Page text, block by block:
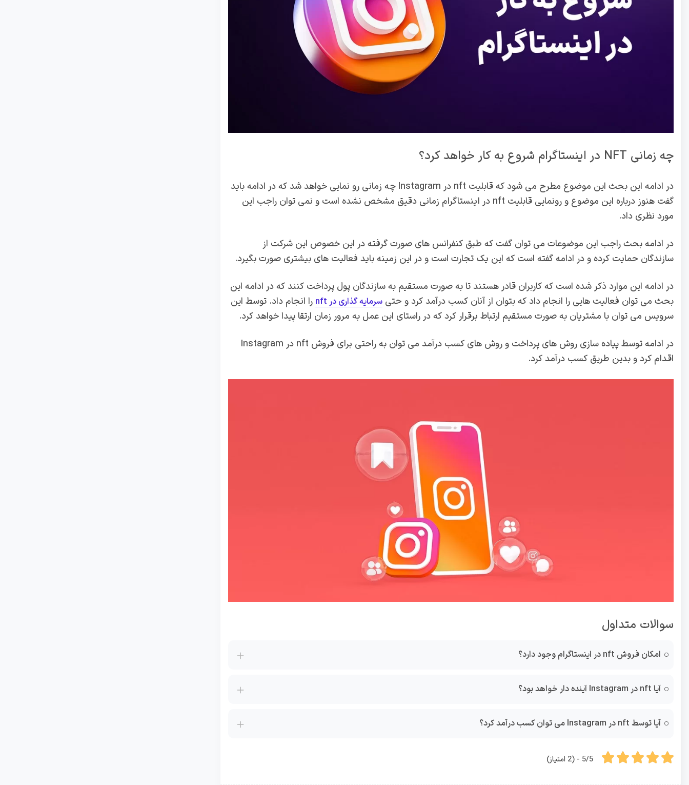
چه زمانی NFT در اینستاگرام شروع به کار خواهد کرد؟
در ادامه این بحث این موضوع مطرح می شود که قابلیت nft در Instagram چه زمانی رو نمایی خواهد شد که در ادامه باید
گفت هنوز درباره این موضوع و رونمایی قابلیت nft در اینستاگرام زمانی دقیق مشخص نشده است و نمی توان راجب این
مورد نظری داد.
در ادامه بحث راجب این موضوعات می توان گفت که طبق کنفرانس های صورت گرفته در این خصوص این شرکت از
سازندگان حمایت کرده و در ادامه گفته است که این یک تجارت است و در این زمینه باید فعالیت های بیشتری صورت بگیرد.
در ادامه این موارد ذکر شده است که کاربران قادر هستند تا به صورت مستقیم به سازندگان پول پرداخت کنند که در ادامه این
بحث می توان فعالیت هایی را انجام داد که بتوان از آنان کسب درآمد کرد و حتی سرمایه گذاری در nft
را انجام داد. توسط این
سرویس می توان با مشتریان به صورت مستقیم ارتباط برقرار کرد که در راستای این عمل به مرور زمان ارتقا پیدا خواهد کرد.
در ادامه توسط پیاده سازی روش های پرداخت و روش های کسب درآمد می توان به راحتی برای فروش nft در Instagram
اقدام کرد و بدین طریق کسب درآمد کرد.
سوالات متداول
امکان فروش nft در اینستاگرام وجود دارد؟
آیا nft در Instagram آینده دار خواهد بود؟
آیا توسط nft در Instagram می توان کسب درآمد کرد؟
5/5 - (2 امتیاز)